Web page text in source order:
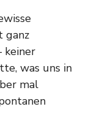
ganz
keiner
was uns in
mal